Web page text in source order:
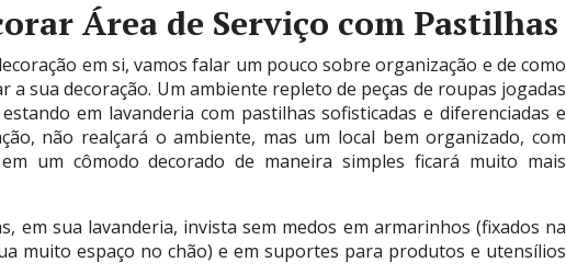
Área de Serviço com Pastilhas
em si, vamos falar um pouco sobre organização e de como
a sua decoração. Um ambiente repleto de peças de roupas jogadas
em lavanderia com pastilhas sofisticadas e diferenciadas e
não realçará o ambiente, mas um local bem organizado, com
um cômodo decorado de maneira simples ficará muito mais
em sua lavanderia, invista sem medos em armarinhos (fixados na
muito espaço no chão) e em suportes para produtos e utensílios